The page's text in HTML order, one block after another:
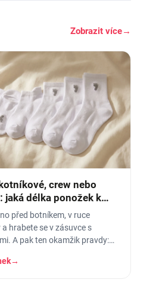
Zobrazit více→
crew nebo
jaká délka ponožek k
před botníkem, v ruce
a hrabete se v zásuvce s
A pak ten okamžik pravdy:
→